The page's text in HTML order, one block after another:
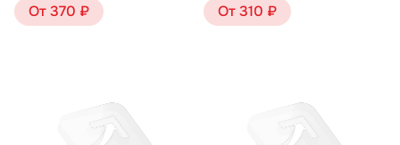
От 370 ₽ От 310 ₽